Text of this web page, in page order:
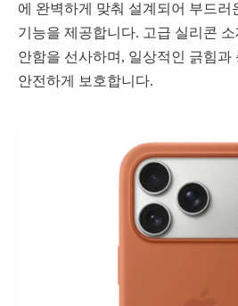
에 완벽하게 맞춰 설계되어 부드러
기능을 제공합니다. 고급 실리콘
안함을 선사하며, 일상적인 긁힘과
안전하게 보호합니다.